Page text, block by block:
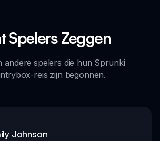
Spelers Zeggen
andere spelers die hun Sprunki
reis zijn begonnen.
Johnson